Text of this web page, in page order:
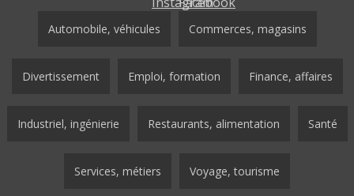
Automobile, véhicules Commerces, magasins
Divertissement Emploi, formation Finance, affaires
Industriel, ingénierie Restaurants, alimentation Santé
Services, métiers Voyage, tourisme